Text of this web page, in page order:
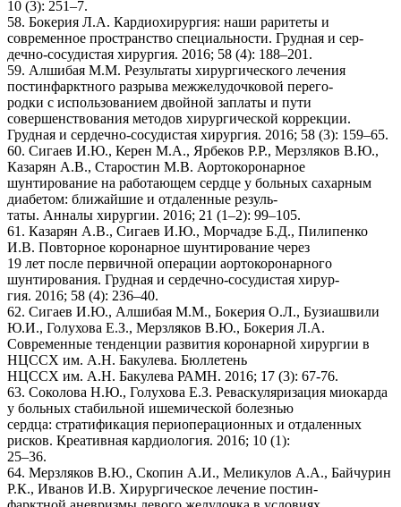
10 (3): 251–7.
58. Бокерия Л.А. Кардиохирургия: наши раритеты и
современное пространство специальности. Грудная и сер-
дечно-сосудистая хирургия. 2016; 58 (4): 188–201.
59. Алшибая М.М. Результаты хирургического лечения
постинфарктного разрыва межжелудочковой перего-
родки с использованием двойной заплаты и пути
совершенствования методов хирургической коррекции.
Грудная и сердечно-сосудистая хирургия. 2016; 58 (3): 159–65.
60. Сигаев И.Ю., Керен М.А., Ярбеков Р.Р., Мерзляков В.Ю.,
Казарян А.В., Старостин М.В. Аортокоронарное
шунтирование на работающем сердце у больных сахарным
диабетом: ближайшие и отдаленные резуль-
таты. Анналы хирургии. 2016; 21 (1–2): 99–105.
61. Казарян А.В., Сигаев И.Ю., Морчадзе Б.Д., Пилипенко
И.В. Повторное коронарное шунтирование через
19 лет после первичной операции аортокоронарного
шунтирования. Грудная и сердечно-сосудистая хирур-
гия. 2016; 58 (4): 236–40.
62. Сигаев И.Ю., Алшибая М.М., Бокерия О.Л., Бузиашвили
Ю.И., Голухова Е.З., Мерзляков В.Ю., Бокерия Л.А.
Современные тенденции развития коронарной хирургии в
НЦССХ им. А.Н. Бакулева. Бюллетень
НЦССХ им. А.Н. Бакулева РАМН. 2016; 17 (3): 67-76.
63. Соколова Н.Ю., Голухова Е.З. Реваскуляризация миокарда
у больных стабильной ишемической болезнью
сердца: стратификация периоперационных и отдаленных
рисков. Креативная кардиология. 2016; 10 (1):
25–36.
64. Мерзляков В.Ю., Скопин А.И., Меликулов А.А., Байчурин
Р.К., Иванов И.В. Хирургическое лечение постин-